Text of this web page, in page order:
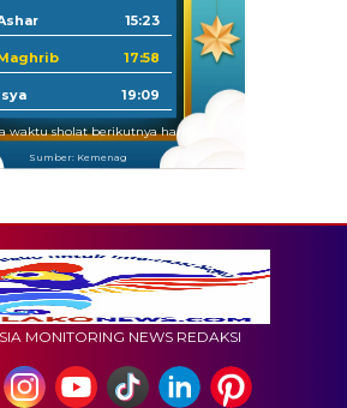
15:23
17:58
19:09
waktu sholat berikutnya hari ini.
Sumber: Kemenag
MONITORING NEWS REDAKSI